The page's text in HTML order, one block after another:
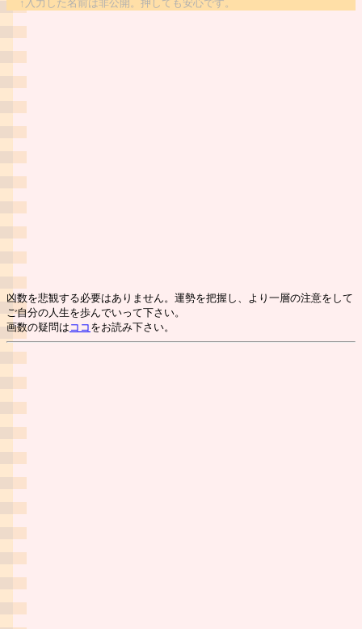
↑入力した名前は非公開。押しても安心です。
凶数を悲観する必要はありません。運勢を把握し、より一層の注意をして
ご自分の人生を歩んでいって下さい。
画数の疑問は ココ をお読み下さい。